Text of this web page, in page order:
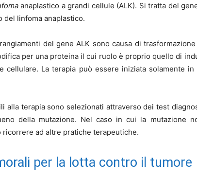
anaplastico a grandi cellule (ALK). Si tratta del
linfoma anaplastico.
del gene ALK sono causa di
per una proteina il cui ruolo è proprio quello di
cellulare. La terapia può essere iniziata solamente in
alla terapia sono selezionati attraverso dei test
della mutazione. Nel caso in cui la mutazione
ricorrere ad altre pratiche terapeutiche.
per la lotta contro il tumore